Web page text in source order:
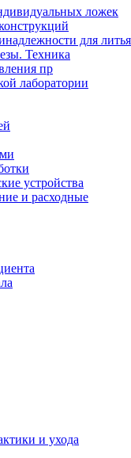
ложек
для литья
Техника
пр
лаборатории
устройства
и расходные
и ухода